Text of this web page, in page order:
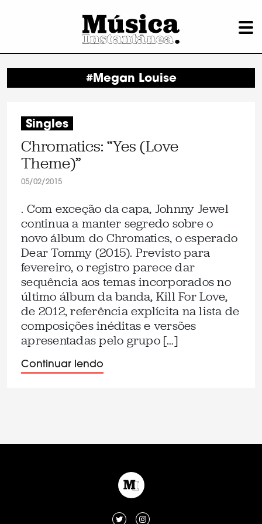
#Megan Louise
Singles
Chromatics: “Yes (Love
Theme)”
05/02/2015
. Com exceção da capa, Johnny Jewel
continua a manter segredo sobre o
novo álbum do Chromatics, o esperado
Dear Tommy (2015). Previsto para
fevereiro, o registro parece dar
sequência aos temas incorporados no
último álbum da banda, Kill For Love,
de 2012, referência explícita na lista de
composições inéditas e versões
apresentadas pelo grupo […]
Continuar lendo